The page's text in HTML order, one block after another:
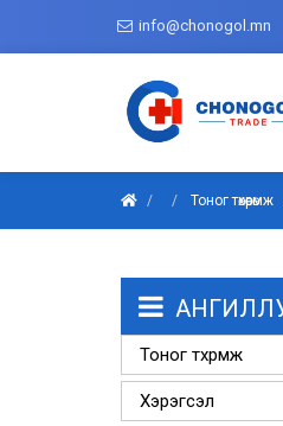
info@chonogol.mn
Тоног төхөөрөмж
Тоног төхөөрөмж
Хэрэгсэл